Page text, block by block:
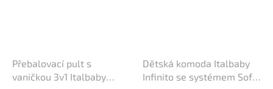
Přebalovací pult s
vaničkou 3v1 Italbaby
Dětská komoda Italbaby
Infinito se systémem Soft-